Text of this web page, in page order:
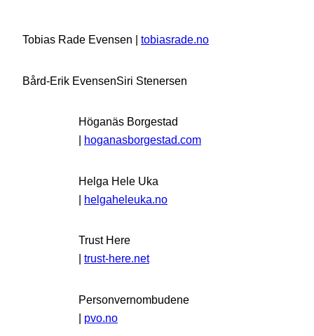
Tobias Rade Evensen | tobiasrade.no
Bård-Erik EvensenSiri Stenersen
Höganäs Borgestad
| hoganasborgestad.com
Helga Hele Uka
| helgaheleuka.no
Trust Here
trust-here.net
Personvernombudene
| pvo.no